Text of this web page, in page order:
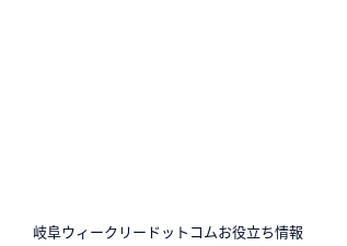
岐阜ウィークリードットコムお役立ち情報